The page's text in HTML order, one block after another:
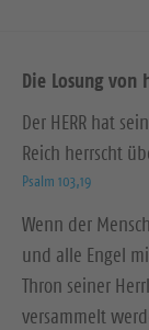
Die Losung von
Der HERR hat
Reich herrscht
Psalm 103,19
Wenn der
und alle Engel
Thron seiner
versammelt